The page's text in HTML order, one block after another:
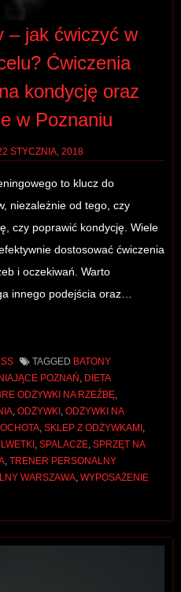
– jak ćwiczyć w
Ćwiczenia
kondycję oraz
w Poznaniu
STYCZNIA, 2018
to klucz do
niezależnie od tego, czy
czy poprawić kondycję. Wiele
dostosować ćwiczenia
i oczekiwań. Warto
innego podejścia oraz…
TAGGED BATONY
POZNAŃ DIETA
ODŻYWKI NA RZEŹBĘ
ODŻYWKI ODŻYWKI NA
SKLEP Z ODŻYWKAMI
SPALACZE SPRZĘT NA
TRENER PERSONALNY
WARSZAWA WYPOSAŻENIE